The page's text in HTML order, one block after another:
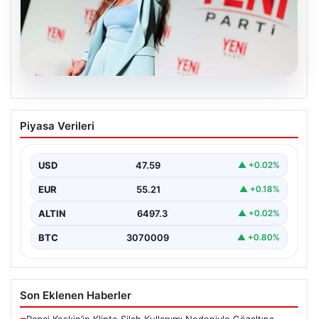
Yeni Parti Manisa İl Başkanı İlksen
Özalper Rüşvet Soruşturması
Manisa'da devam eden rüşvet soruşturması önemli bir
Piyasa Verileri
USD 47.59 ▲ +0.02%
EUR 55.21 ▲ +0.18%
ALTIN 6497.3 ▲ +0.02%
BTC 3070009 ▲ +0.80%
Son Eklenen Haberler